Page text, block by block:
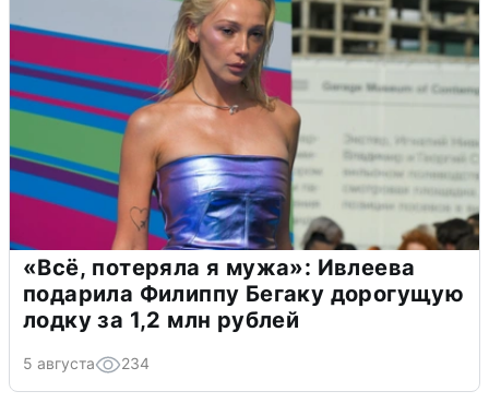
«Всё, потеряла я мужа»: Ивлеева
подарила Филиппу Бегаку дорогущую
лодку за 1,2 млн рублей
5 августа 234